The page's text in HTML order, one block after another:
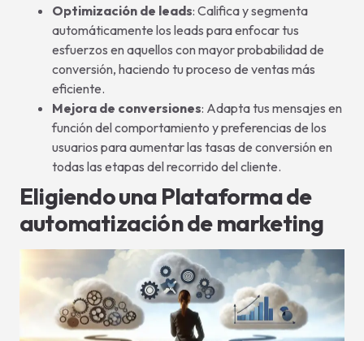
Optimización de leads: Califica y segmenta
automáticamente los leads para enfocar tus
esfuerzos en aquellos con mayor probabilidad de
conversión, haciendo tu proceso de ventas más
eficiente.
Mejora de conversiones: Adapta tus mensajes en
función del comportamiento y preferencias de los
usuarios para aumentar las tasas de conversión en
todas las etapas del recorrido del cliente.
Eligiendo una Plataforma de
automatización de marketing